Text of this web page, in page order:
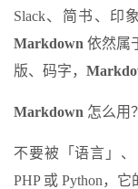
Slack、简书、印
Markdown 依然属
版、码字，
Markdown 怎么用？
不要被「语言」
PHP 或 Python，